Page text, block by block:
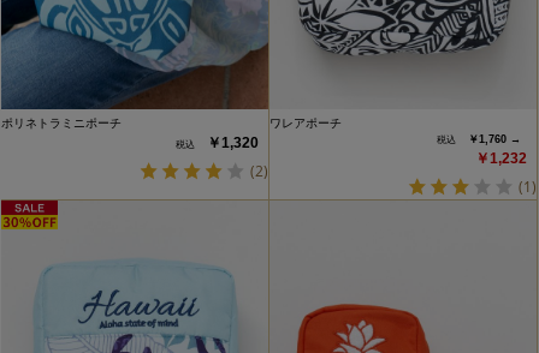
ポリネトラミニポーチ
￥1,320
(2)
ワレアポーチ
￥1,760 →
￥1,232
(1)